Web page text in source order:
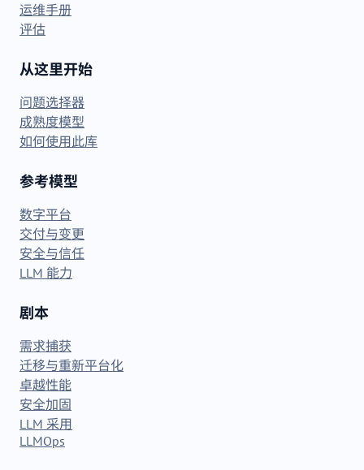
运维手册
评估
从这里开始
问题选择器
成熟度模型
如何使用此库
参考模型
数字平台
交付与变更
安全与信任
LLM 能力
剧本
需求捕获
迁移与重新平台化
卓越性能
安全加固
LLM 采用
LLMOps